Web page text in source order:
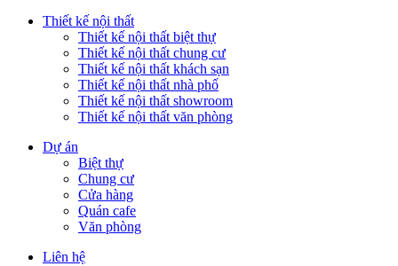
Thiết kế nội thất
Thiết kế nội thất biệt thự
Thiết kế nội thất chung cư
Thiết kế nội thất khách sạn
Thiết kế nội thất nhà phố
Thiết kế nội thất showroom
Thiết kế nội thất văn phòng
Dự án
Biệt thự
Chung cư
Cửa hàng
Quán cafe
Văn phòng
Liên hệ